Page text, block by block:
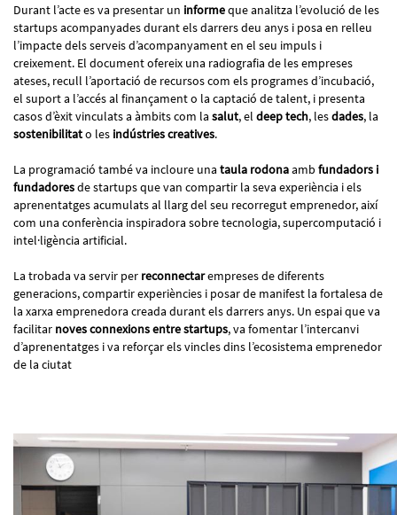
Durant l’acte es va presentar un informeque analitza l’evolució de les
startups acompanyades durant els darrers deu anys i posa en relleu
l’impacte dels serveis d’acompanyament en el seu impuls i
creixement. El document ofereix una radiografia de les empreses
ateses, recull l’aportació de recursos com els programes d’incubació,
el suport a l’accés al finançament o la captació de talent, i presenta
casos d’èxit vinculats a àmbits com la salut, el deep tech, lesdades, la
sostenibilitato les indústries creatives.
La programació també va incloure una taula rodonaamb fundadors i
fundadoresde startups que van compartir la seva experiència i els
aprenentatges acumulats al llarg del seu recorregut emprenedor, així
com una conferència inspiradora sobre tecnologia, supercomputació i
intel·ligència artificial.
La trobada va servir per reconnectarempreses de diferents
generacions, compartir experiències i posar de manifest la fortalesa de
la xarxa emprenedora creada durant els darrers anys. Un espai que va
facilitar noves connexions entre startups, va fomentar l’intercanvi
d’aprenentatges i va reforçar els vincles dins l’ecosistema emprenedor
de la ciutat